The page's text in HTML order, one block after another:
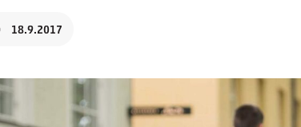
18.9.2017